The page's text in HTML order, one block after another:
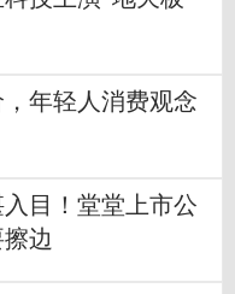
年轻人消费观念
目！堂堂上市公
边